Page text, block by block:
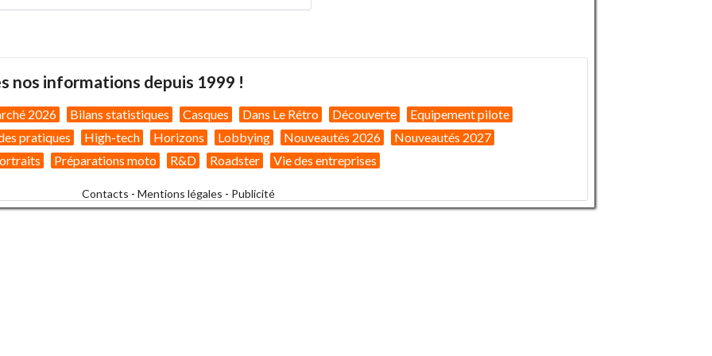
nos informations depuis 1999 !
2026 Bilans statistiques Casques Dans Le Rétro Découverte
Equipement pilote
pratiques
High-tech Horizons Lobbying Nouveautés 2026
Nouveautés 2027
Préparations moto R&D Roadster Vie des entreprises
Contacts - Mentions légales - Publicité